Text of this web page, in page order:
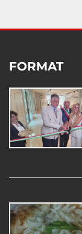
FORMAT